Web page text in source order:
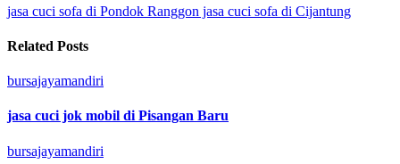
jasa cuci sofa di Pondok Ranggon jasa cuci sofa di Cijantung
Related Posts
bursajayamandiri
jasa cuci jok mobil di Pisangan Baru
bursajayamandiri